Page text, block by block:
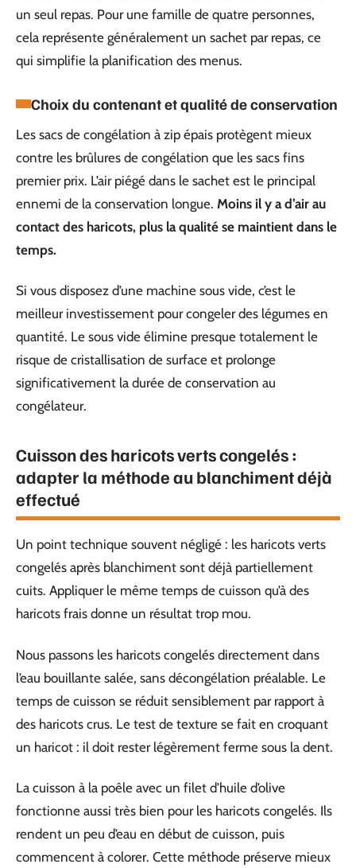
un seul repas. Pour une famille de quatre personnes,
cela représente généralement un sachet par repas, ce
qui simplifie la planification des menus.
Choix du contenant et qualité de conservation
Les sacs de congélation à zip épais protègent mieux
contre les brûlures de congélation que les sacs fins
premier prix. L’air piégé dans le sachet est le principal
ennemi de la conservation longue. Moins il y a d’air au
contact des haricots, plus la qualité se maintient dans le
temps.
Si vous disposez d’une machine sous vide, c’est le
meilleur investissement pour congeler des légumes en
quantité. Le sous vide élimine presque totalement le
risque de cristallisation de surface et prolonge
significativement la durée de conservation au
congélateur.
Cuisson des haricots verts congelés :
adapter la méthode au blanchiment déjà
effectué
Un point technique souvent négligé : les haricots verts
congelés après blanchiment sont déjà partiellement
cuits. Appliquer le même temps de cuisson qu’à des
haricots frais donne un résultat trop mou.
Nous passons les haricots congelés directement dans
l’eau bouillante salée, sans décongélation préalable. Le
temps de cuisson se réduit sensiblement par rapport à
des haricots crus. Le test de texture se fait en croquant
un haricot : il doit rester légèrement ferme sous la dent.
La cuisson à la poêle avec un filet d’huile d’olive
fonctionne aussi très bien pour les haricots congelés. Ils
rendent un peu d’eau en début de cuisson, puis
commencent à colorer. Cette méthode préserve mieux